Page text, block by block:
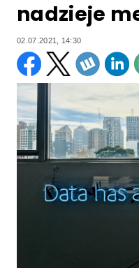
nadzieje
02.07.2021, 14:30